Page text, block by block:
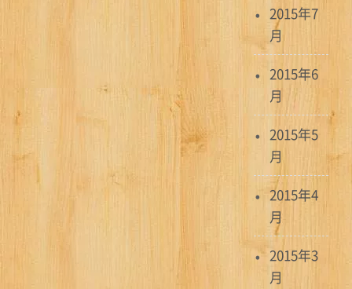
2015年7
月
2015年6
月
2015年5
月
2015年4
月
2015年3
月